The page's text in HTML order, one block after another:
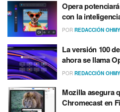
Opera
con la
POR REDACCIÓN
La versión 100
ahora se llama
POR REDACCIÓN
Mozilla asegura
Chromecast en